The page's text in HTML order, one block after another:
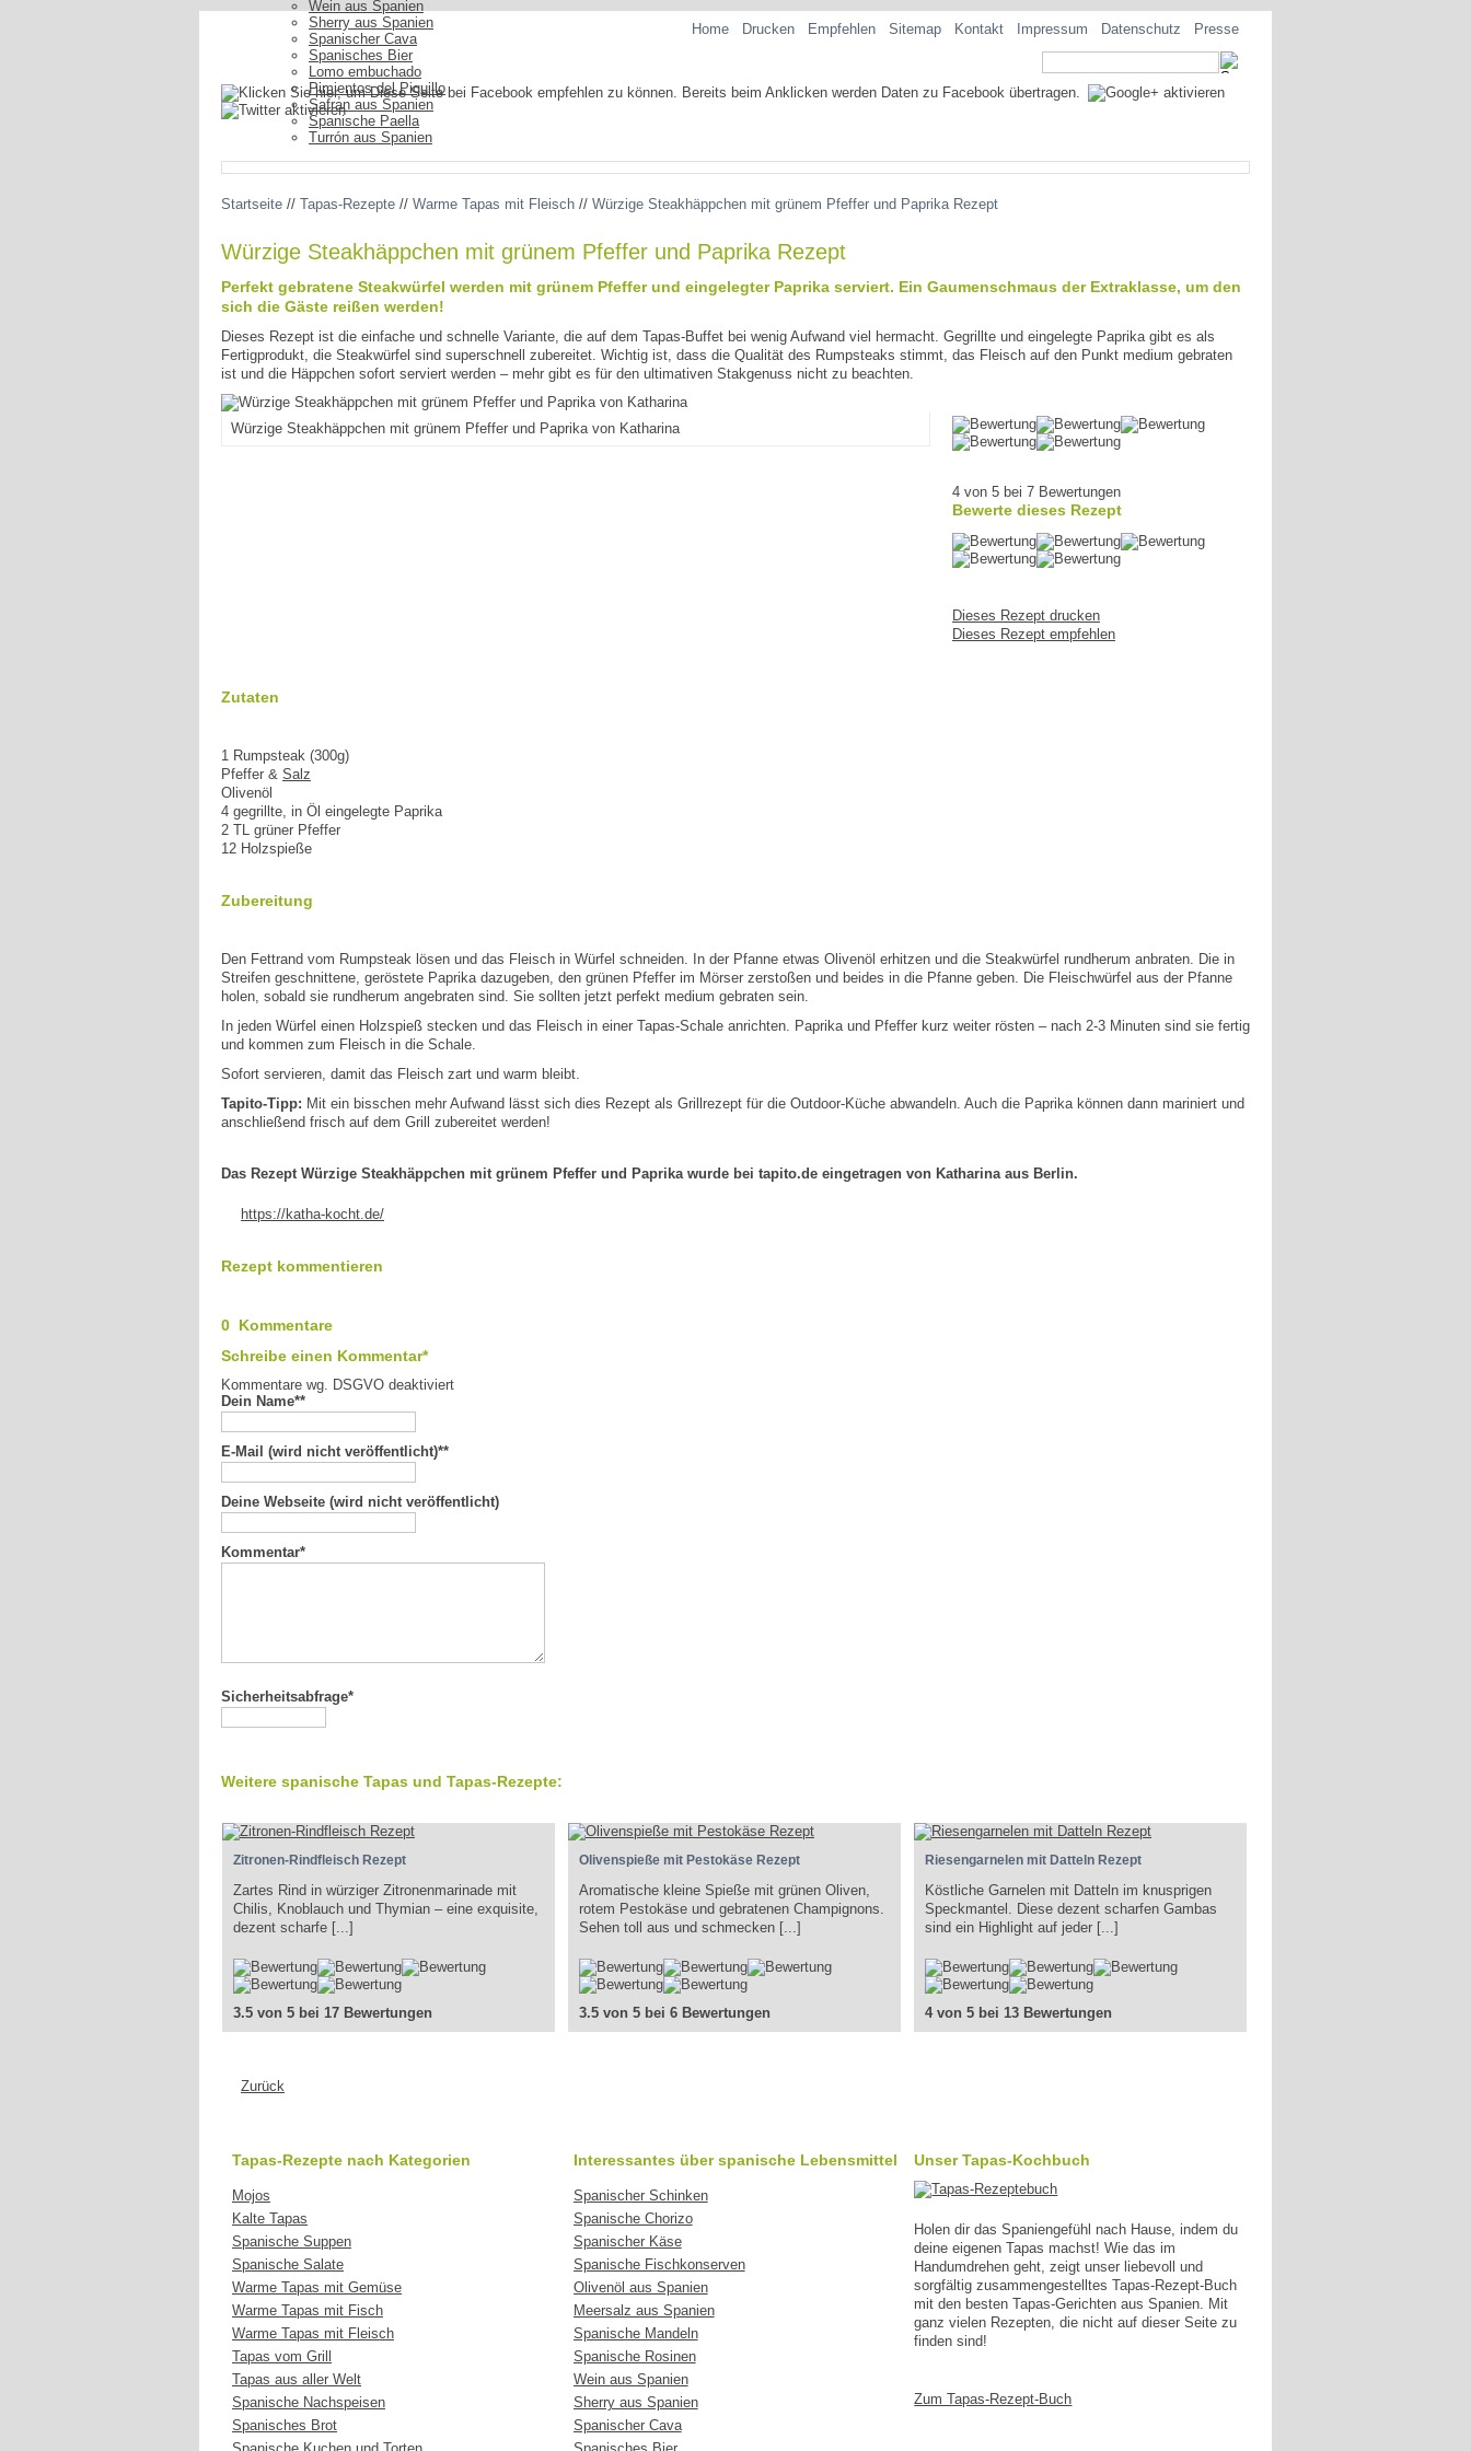
Home Drucken Empfehlen Sitemap Kontakt Impressum Datenschutz Presse
Wein aus Spanien
Sherry aus Spanien
Spanischer Cava
Spanisches Bier
Lomo embuchado
Pimientos del Piquillo
Safran aus Spanien
Spanische Paella
Turrón aus Spanien
Startseite // Tapas-Rezepte // Warme Tapas mit Fleisch // Würzige Steakhäppchen mit grünem Pfeffer und Paprika Rezept
Würzige Steakhäppchen mit grünem Pfeffer und Paprika Rezept
Perfekt gebratene Steakwürfel werden mit grünem Pfeffer und eingelegter Paprika serviert. Ein Gaumenschmaus der Extraklasse, um den
sich die Gäste reißen werden!
Dieses Rezept ist die einfache und schnelle Variante, die auf dem Tapas-Buffet bei wenig Aufwand viel hermacht. Gegrillte und eingelegte Paprika gibt es als
Fertigprodukt, die Steakwürfel sind superschnell zubereitet. Wichtig ist, dass die Qualität des Rumpsteaks stimmt, das Fleisch auf den Punkt medium gebraten
ist und die Häppchen sofort serviert werden – mehr gibt es für den ultimativen Stakgenuss nicht zu beachten.
Würzige Steakhäppchen mit grünem Pfeffer und Paprika von Katharina
4 von 5 bei 7 Bewertungen
Bewerte dieses Rezept
Dieses Rezept drucken
Dieses Rezept empfehlen
Zutaten
1 Rumpsteak (300g)
Pfeffer & Salz
Olivenöl
4 gegrillte, in Öl eingelegte Paprika
2 TL grüner Pfeffer
12 Holzspieße
Zubereitung
Den Fettrand vom Rumpsteak lösen und das Fleisch in Würfel schneiden. In der Pfanne etwas Olivenöl erhitzen und die Steakwürfel rundherum anbraten. Die in
Streifen geschnittene, geröstete Paprika dazugeben, den grünen Pfeffer im Mörser zerstoßen und beides in die Pfanne geben. Die Fleischwürfel aus der Pfanne
holen, sobald sie rundherum angebraten sind. Sie sollten jetzt perfekt medium gebraten sein.
In jeden Würfel einen Holzspieß stecken und das Fleisch in einer Tapas-Schale anrichten. Paprika und Pfeffer kurz weiter rösten – nach 2-3 Minuten sind sie fertig
und kommen zum Fleisch in die Schale.
Sofort servieren, damit das Fleisch zart und warm bleibt.
Tapito-Tipp: Mit ein bisschen mehr Aufwand lässt sich dies Rezept als Grillrezept für die Outdoor-Küche abwandeln. Auch die Paprika können dann mariniert und
anschließend frisch auf dem Grill zubereitet werden!
Das Rezept Würzige Steakhäppchen mit grünem Pfeffer und Paprika wurde bei tapito.de eingetragen von Katharina aus Berlin.
https://katha-kocht.de/
Rezept kommentieren
0 Kommentare
Schreibe einen Kommentar*
Kommentare wg. DSGVO deaktiviert
Dein Name**
E-Mail (wird nicht veröffentlicht)**
Deine Webseite (wird nicht veröffentlicht)
Kommentar*
Sicherheitsabfrage*
Weitere spanische Tapas und Tapas-Rezepte:
Zitronen-Rindfleisch Rezept
Zartes Rind in würziger Zitronenmarinade mit
Chilis, Knoblauch und Thymian – eine exquisite,
dezent scharfe [...]
3.5 von 5 bei 17 Bewertungen
Olivenspieße mit Pestokäse Rezept
Aromatische kleine Spieße mit grünen Oliven,
rotem Pestokäse und gebratenen Champignons.
Sehen toll aus und schmecken [...]
3.5 von 5 bei 6 Bewertungen
Riesengarnelen mit Datteln Rezept
Köstliche Garnelen mit Datteln im knusprigen
Speckmantel. Diese dezent scharfen Gambas
sind ein Highlight auf jeder [...]
4 von 5 bei 13 Bewertungen
Zurück
Tapas-Rezepte nach Kategorien
Mojos
Kalte Tapas
Spanische Suppen
Spanische Salate
Warme Tapas mit Gemüse
Warme Tapas mit Fisch
Warme Tapas mit Fleisch
Tapas vom Grill
Tapas aus aller Welt
Spanische Nachspeisen
Spanisches Brot
Interessantes über spanische Lebensmittel
Spanischer Schinken
Spanische Chorizo
Spanischer Käse
Spanische Fischkonserven
Olivenöl aus Spanien
Meersalz aus Spanien
Spanische Mandeln
Spanische Rosinen
Wein aus Spanien
Sherry aus Spanien
Spanischer Cava
Unser Tapas-Kochbuch
Holen dir das Spaniengefühl nach Hause, indem du
deine eigenen Tapas machst! Wie das im
Handumdrehen geht, zeigt unser liebevoll und
sorgfältig zusammengestelltes Tapas-Rezept-Buch
mit den besten Tapas-Gerichten aus Spanien. Mit
ganz vielen Rezepten, die nicht auf dieser Seite zu
finden sind!
Zum Tapas-Rezept-Buch